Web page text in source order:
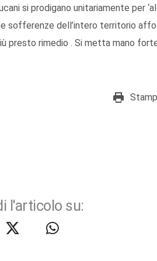
si prodigano unitariamente per
sofferenze dell’intero territorio
presto rimedio . Si metta mano
l'articolo su: